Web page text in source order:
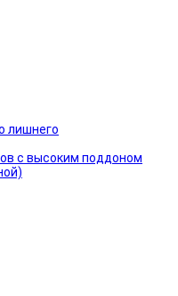
лишнего
с высоким поддоном